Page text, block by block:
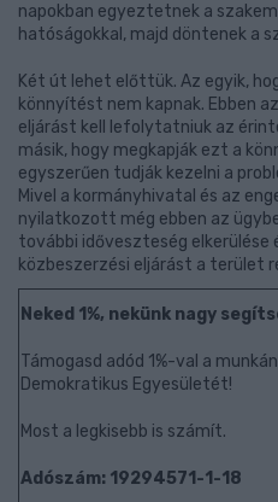
napokban egyeztetnek a
hatóságokkal, majd döntenek a
Két út lehet előttük. Az egyik,
könnyítést nem kapnak. Ebben
eljárást kell lefolytatniuk az
másik, hogy megkapják ezt a
egyszerűen tudják kezelni a
Mivel a kormányhivatal és az
nyilatkozott még ebben az
további időveszteség elkerülése
közbeszerzési eljárást a terület
Neked 1%, nekünk nagy
Támogasd adód 1%-val a
Demokratikus Egyesületét!
Most a legkisebb is számít.
Adószám: 19294571-1-18